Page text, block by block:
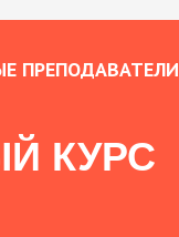
ПРЕПОДАВАТЕЛИ
КУРС